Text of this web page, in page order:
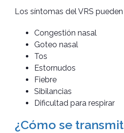
Los síntomas del VRS pueden
Congestión nasal
Goteo nasal
Tos
Estornudos
Fiebre
Sibilancias
Dificultad para respirar
¿Cómo se